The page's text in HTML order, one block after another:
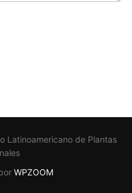
Latinoamericano de Plantas
WPZOOM